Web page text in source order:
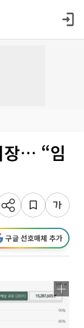
장… “임
구글 선호매체 추가